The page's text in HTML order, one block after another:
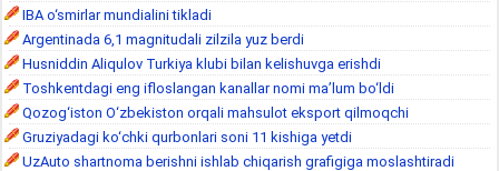
IBA o‘smirlar mundialini tikladi
Argentinada 6,1 magnitudali zilzila yuz berdi
Husniddin Aliqulov Turkiya klubi bilan kelishuvga erishdi
Toshkentdagi eng ifloslangan kanallar nomi ma’lum bo‘ldi
Qozog‘iston O‘zbekiston orqali mahsulot eksport qilmoqchi
Gruziyadagi ko‘chki qurbonlari soni 11 kishiga yetdi
UzAuto shartnoma berishni ishlab chiqarish grafigiga moslashtiradi